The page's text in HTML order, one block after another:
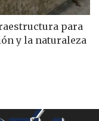
para
y la naturaleza